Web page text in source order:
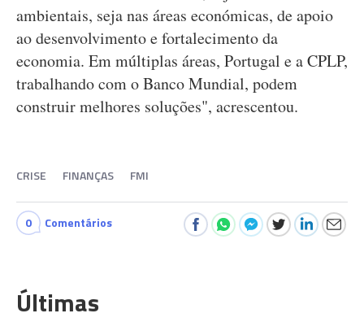
ambientais, seja nas áreas económicas, de apoio
ao desenvolvimento e fortalecimento da
economia. Em múltiplas áreas, Portugal e a CPLP,
trabalhando com o Banco Mundial, podem
construir melhores soluções", acrescentou.
CRISE FINANÇAS FMI
0 Comentários
Últimas